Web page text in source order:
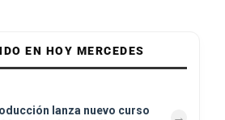
EN HOY MERCEDES
lanza nuevo curso